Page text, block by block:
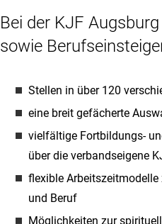
Bei der KJF
sowie
Stellen in über 120
eine breit gefächerte
vielfältige Fortbildungs-
über die verbandseigene
flexible
und Beruf
Möglichkeiten zur